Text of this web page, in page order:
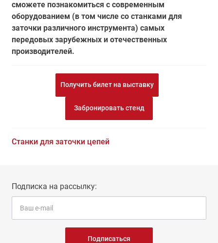
сможете познакомиться с современным
оборудованием (в том числе со станками для
заточки различного инструмента) самых
передовых зарубежных и отечественных
производителей.
Получить билет на выставку
Забронировать стенд
Станки для заточки цепей
Подписка на рассылку:
Подписаться